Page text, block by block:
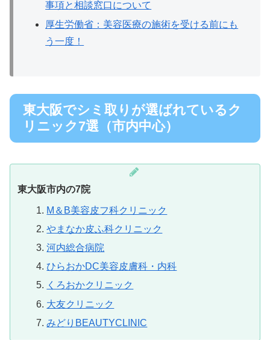
事項と相談窓口について
厚生労働省：美容医療の施術を受ける前にも
う一度！
東大阪でシミ取りが選ばれているク
リニック7選（市内中心）
東大阪市内の7院
M＆B美容皮フ科クリニック
やまなか皮ふ科クリニック
河内総合病院
ひらおかDC美容皮膚科・内科
くろおかクリニック
大友クリニック
みどりBEAUTYCLINIC